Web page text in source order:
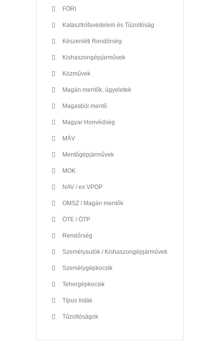
FÖRI
Katasztrófavédelem és Tűzoltóság
Készenléti Rendőrség
Kishaszongépjárművek
Közművek
Magán mentők, ügyeletek
Magasból mentő
Magyar Honvédség
MÁV
Mentőgépjárművek
MOK
NAV / ex VPOP
OMSZ / Magán mentők
ÖTE / ÖTP
Rendőrség
Személyautók / Kishaszongépjárművek
Személygépkocsik
Tehergépkocsik
Típus listák
Tűzoltóságok